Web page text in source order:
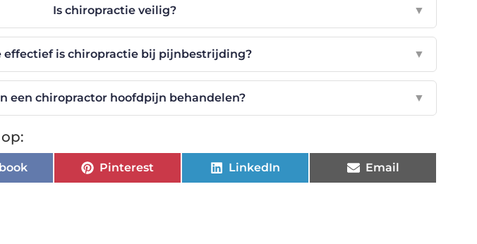
Is chiropractie veilig? ▼
effectief is chiropractie bij pijnbestrijding? ▼
een chiropractor hoofdpijn behandelen? ▼
Pinterest LinkedIn Email